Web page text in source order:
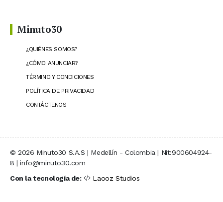
Minuto30
¿QUIÉNES SOMOS?
¿CÓMO ANUNCIAR?
TÉRMINO Y CONDICIONES
POLÍTICA DE PRIVACIDAD
CONTÁCTENOS
© 2026 Minuto30 S.A.S | Medellín - Colombia | Nit:900604924-
8 | info@minuto30.com
Con la tecnología de:
Laooz Studios